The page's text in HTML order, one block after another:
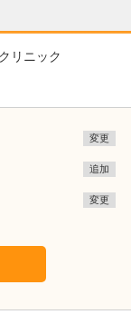
リニック
変更
追加
変更